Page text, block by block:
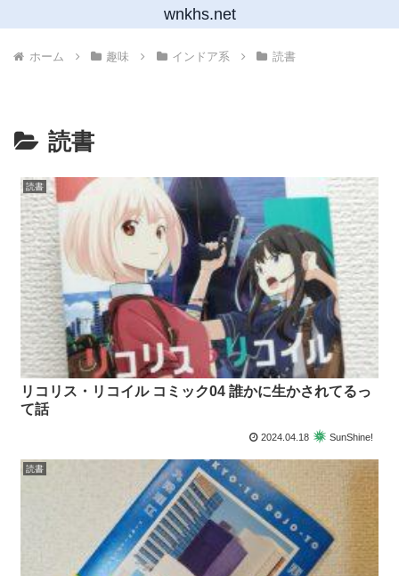
wnkhs.net
ホーム 趣味 インドア系 読書
読書
読書
リコリス・リコイル コミック04 誰かに生かされてるっ
て話
2024.04.18 SunShine!
読書